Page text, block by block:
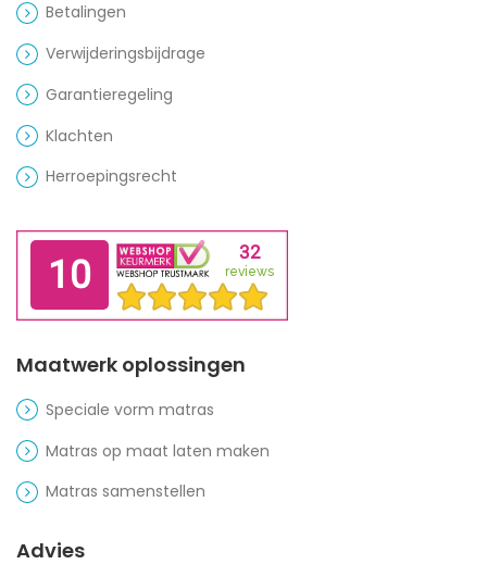
Betalingen
Verwijderingsbijdrage
Garantieregeling
Klachten
Herroepingsrecht
Maatwerk oplossingen
Speciale vorm matras
Matras op maat laten maken
Matras samenstellen
Advies